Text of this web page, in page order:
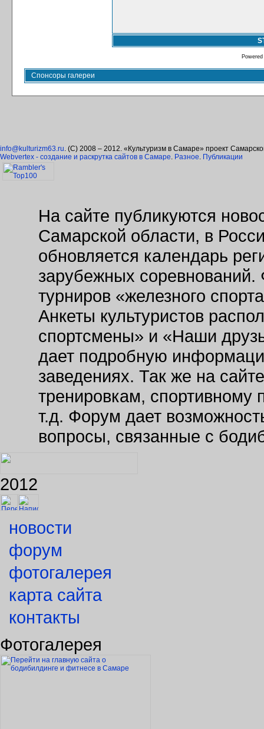
Webvertex - создание и раскрутка сайтов в Самаре.Разное.Публикации
На сайте публикуются
Самарской области, в
обновляется календарь
зарубежных соревнований.
турниров «железного
Анкеты культуристов
спортсмены» и «Наши
дает подробную
заведениях. Так же на
тренировкам, спортивному
т.д. Форум дает
вопросы, связанные с
2012
форум
фотогалерея
карта сайта
контакты
Фотогалерея